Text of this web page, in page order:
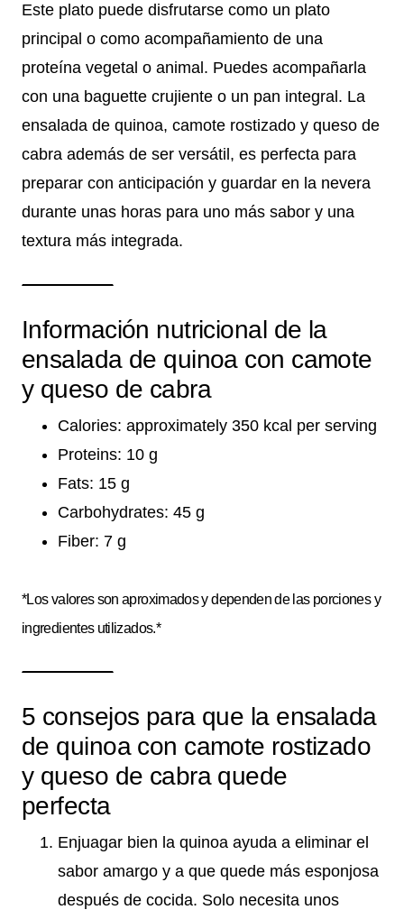
Este plato puede disfrutarse como un plato
principal o como acompañamiento de una
proteína vegetal o animal. Puedes acompañarla
con una baguette crujiente o un pan integral. La
ensalada de quinoa, camote rostizado y queso de
cabra además de ser versátil, es perfecta para
preparar con anticipación y guardar en la nevera
durante unas horas para uno más sabor y una
textura más integrada.
Información nutricional de la
ensalada de quinoa con camote
y queso de cabra
Calories: approximately 350 kcal per serving
Proteins: 10 g
Fats: 15 g
Carbohydrates: 45 g
Fiber: 7 g
*Los valores son aproximados y dependen de las porciones y
ingredientes utilizados.*
5 consejos para que la ensalada
de quinoa con camote rostizado
y queso de cabra quede
perfecta
Enjuagar bien la quinoa ayuda a eliminar el
sabor amargo y a que quede más esponjosa
después de cocida. Solo necesita unos